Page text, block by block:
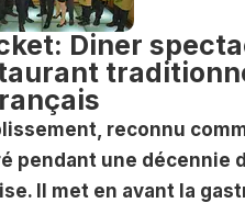
Diner
reconnu
pendant une décennie
Il met en avant la